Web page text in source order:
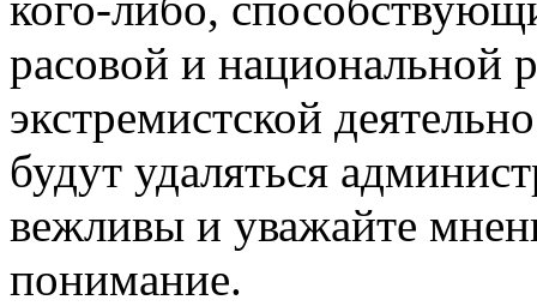
расовой и национальной
экстремистской
будут удаляться
вежливы и уважайте
понимание.